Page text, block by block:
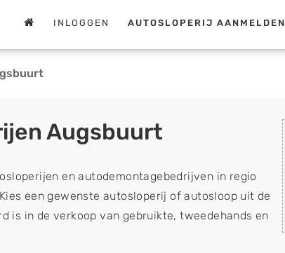
INLOGGEN AUTOSLOPERIJ AANMELDEN
Augsbuurt
en autodemontagebedrijven in regio
een gewenste autosloperij of autosloop uit de
is in de verkoop van gebruikte, tweedehands en
in de inkoop van sloopauto's, schadeauto's en